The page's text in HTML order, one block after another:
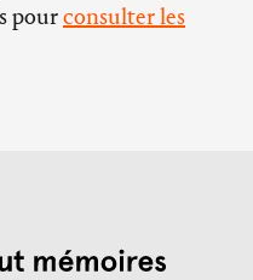
pourconsulter les